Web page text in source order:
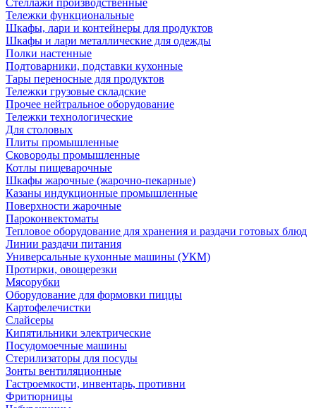
Стеллажи производственные
Тележки функциональные
Шкафы, лари и контейнеры для продуктов
Шкафы и лари металлические для одежды
Полки настенные
Подтоварники, подставки кухонные
Тары переносные для продуктов
Тележки грузовые складские
Прочее нейтральное оборудование
Тележки технологические
Для столовых
Плиты промышленные
Сковороды промышленные
Котлы пищеварочные
Шкафы жарочные (жарочно-пекарные)
Казаны индукционные промышленные
Поверхности жарочные
Пароконвектоматы
Тепловое оборудование для хранения и раздачи готовых блюд
Линии раздачи питания
Универсальные кухонные машины (УКМ)
Протирки, овощерезки
Мясорубки
Оборудование для формовки пиццы
Картофелечистки
Слайсеры
Кипятильники электрические
Посудомоечные машины
Стерилизаторы для посуды
Зонты вентиляционные
Гастроемкости, инвентарь, противни
Фритюрницы